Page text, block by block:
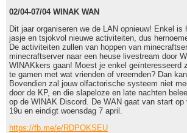
02/04-07/04 WINAK WAN
Dit jaar organiseren we de LAN opnieuw! Enkel is
jasje en tsjokvol nieuwe activiteiten, dus
De activiteiten zullen van hoppen van
minecraftserver naar een heuse livestream door
WINAKkers gaan! Moest je enkel geïnteresseerd
te gamen met wat vrienden of vreemden? Dan
Bovendien zal jouw olfactorische systeem niet
door de KP, en die slapeloze en late nachten
op de WINAK Discord. De WAN gaat van start op
19u en eindigt woensdag 7 april.
https://fb.me/e/RDPOKSEU